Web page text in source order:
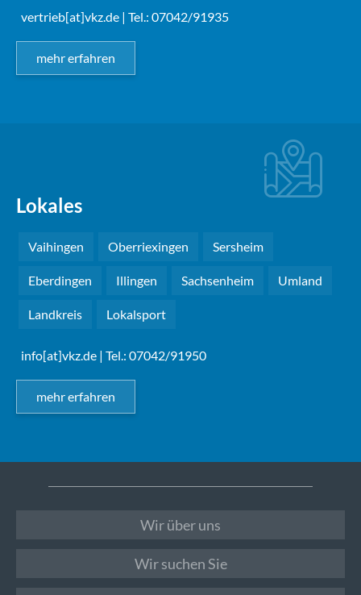
vertrieb[at]vkz.de | Tel.: 07042/91935
mehr erfahren
Lokales
Vaihingen Oberriexingen Sersheim
Eberdingen Illingen Sachsenheim Umland
Landkreis Lokalsport
info[at]vkz.de | Tel.: 07042/91950
mehr erfahren
Wir über uns
Wir suchen Sie